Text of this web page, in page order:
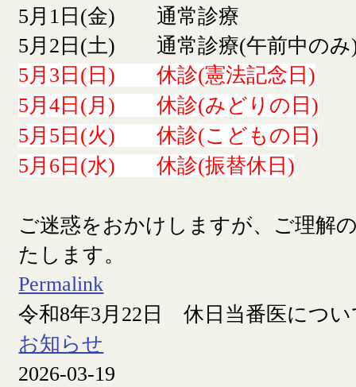
5月1日(金) 通常診療
5月2日(土) 通常診療(午前中のみ
5月3日(日) 休診(憲法記念日)
5月4日(月) 休診(みどりの日)
5月5日(火) 休診(こどもの日)
5月6日(水) 休診(振替休日)
ご迷惑をおかけしますが、ご理解
たします。
Permalink
令和8年3月22日 休日当番医につい
お知らせ
2026-03-19